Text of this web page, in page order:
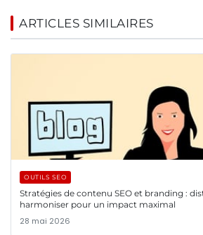
ARTICLES SIMILAIRES
OUTILS SEO
Stratégies de contenu SEO et branding :
harmoniser pour un impact maximal
28 mai 2026